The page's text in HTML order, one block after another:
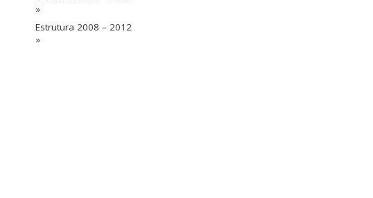
»
Estrutura 2008 – 2012
»